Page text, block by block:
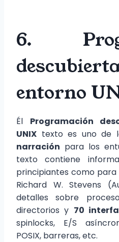
6.
entorno
Él Programación
UNIX texto es uno de
narración para los
texto contiene
principiantes como para
Richard W. Stevens
detalles sobre
directorios y 70
spinlocks, E/S
POSIX, barreras, etc.